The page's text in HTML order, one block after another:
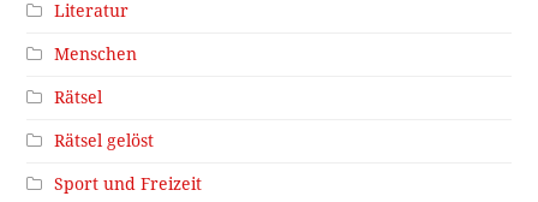
Literatur
Menschen
Rätsel
Rätsel gelöst
Sport und Freizeit